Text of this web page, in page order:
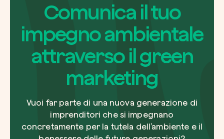
Comunica il tuo
impegno ambientale
attraverso il green
marketing
Vuoi far parte di una nuova generazione di
imprenditori che si impegnano
concretamente per la tutela dell’ambiente e il